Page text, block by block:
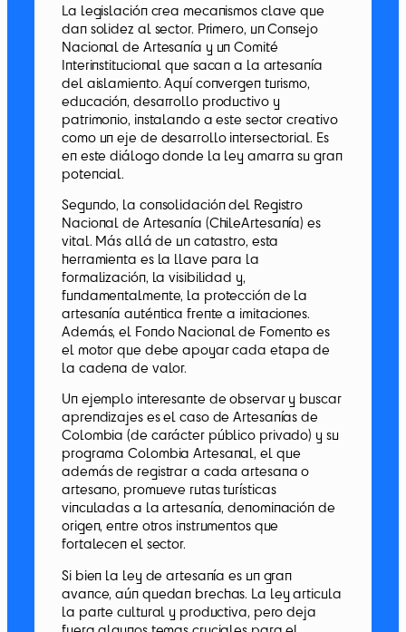
La legislación crea mecanismos clave que
dan solidez al sector. Primero, un Consejo
Nacional de Artesanía y un Comité
Interinstitucional que sacan a la artesanía
del aislamiento. Aquí convergen turismo,
educación, desarrollo productivo y
patrimonio, instalando a este sector creativo
como un eje de desarrollo intersectorial. Es
en este diálogo donde la ley amarra su gran
potencial.
Segundo, la consolidación del Registro
Nacional de Artesanía (ChileArtesanía) es
vital. Más allá de un catastro, esta
herramienta es la llave para la
formalización, la visibilidad y,
fundamentalmente, la protección de la
artesanía auténtica frente a imitaciones.
Además, el Fondo Nacional de Fomento es
el motor que debe apoyar cada etapa de
la cadena de valor.
Un ejemplo interesante de observar y buscar
aprendizajes es el caso de Artesanías de
Colombia (de carácter público privado) y su
programa Colombia Artesanal, el que
además de registrar a cada artesana o
artesano, promueve rutas turísticas
vinculadas a la artesanía, denominación de
origen, entre otros instrumentos que
fortalecen el sector.
Si bien la ley de artesanía es un gran
avance, aún quedan brechas. La ley articula
la parte cultural y productiva, pero deja